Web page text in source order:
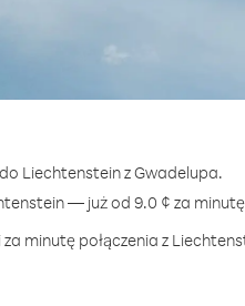
Liechtenstein z Gwadelupa.
— już od 9.0 ¢ za
minutę połączenia z